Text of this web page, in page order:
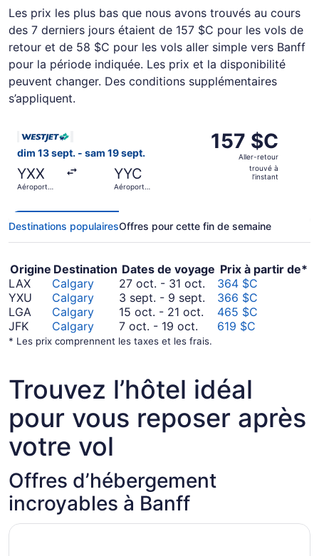
Les prix les plus bas que nous avons trouvés au cours
des 7 derniers jours étaient de 157 $C pour les vols de
retour et de 58 $C pour les vols aller simple vers Banff
pour la période indiquée. Les prix et la disponibilité
peuvent changer. Des conditions supplémentaires
s’appliquent.
dim 13 sept. - sam 19 sept.
YXX
Aéroport
YYC
Aéroport
157 $C
Aller-
157 $C
Aller-retour
trouvé à
l’instant
Destinations populairesOffres pour cette fin de semaine
Origine Destination Dates de voyage Prix à partir de*
LAX
Calgary 27 oct. - 31 oct. Du octobre
au octobre
364 $C
YXU
Calgary 3 sept. - 9 sept. Du septembre
au septembre
9
366 $C
LGA
Calgary 15 oct. - 21 oct. Du octobre
au octobre
465 $C
JFK
Calgary 7 oct. - 19 oct. Du octobre
7
619 $C
* Les prix comprennent les taxes et les frais.
Trouvez l’hôtel idéal
pour vous reposer après
votre vol
Offres d’hébergement
incroyables à Banff
S’ouvre dans une nouvelle fenêtre
Bow View Lodge